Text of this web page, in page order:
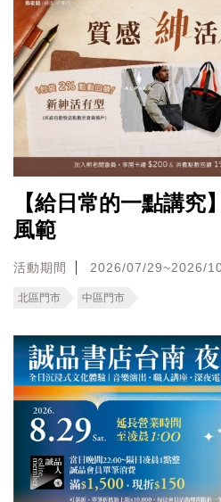
【給日常的一點講究
風範
活動期間 2026/07/29~2026/
北區門市 中區門市